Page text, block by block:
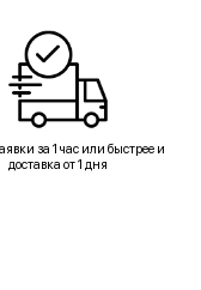
за 1 час или быстрее и
доставка от 1 дня